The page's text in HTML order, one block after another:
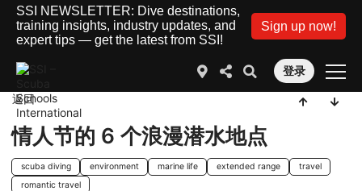
SSI NEWSLETTER: Dive destinations,
training insights, industry updates, and
expert tips — get the latest from SSI!
Sign up now!
登录
返回
情人节的 6 个浪漫潜水地点
scuba diving environment marine life extended range
travel
romantic travel